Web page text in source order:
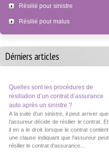
Résilié pour sinistre
Résilié pour malus
Dérniers articles
Quelles sont les procédures de
résiliation d’un contrat d’assurance
auto après un sinistre ?
A la suite d’un sinistre, il peut arriver que
l’assureur décide de résilier le contrat. Et
il en a le droit lorsque le contrat contient
une clause indiquant que l’assureur peut
résilier le contrat d’assurance...